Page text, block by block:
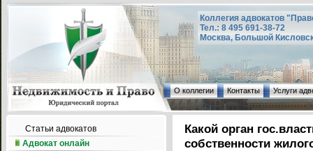
Коллегия адвокатов
Тел.: 8 495 691-38-72
Москва, Большой
О коллегии Контакты Услуги
Статьи адвокатов
Адвокат онлайн
Какой орган
собственности